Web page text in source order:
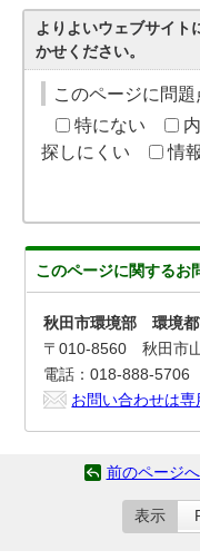
よりよいウェブサイト
かせください。
このページに問
特にない
探しにくい
情
このページに関するお
秋田市環境部 環境
〒010-8560 秋田市
電話：018-888-
お問い合わせは専
前のページ
表示